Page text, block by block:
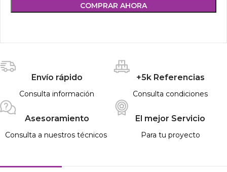
COMPRAR AHORA
Envío rápido
Consulta información
+5k Referencias
Consulta condiciones
Asesoramiento
Consulta a nuestros técnicos
El mejor Servicio
Para tu proyecto